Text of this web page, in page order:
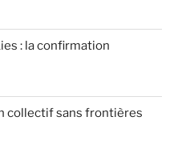
: la confirmation
collectif sans frontières